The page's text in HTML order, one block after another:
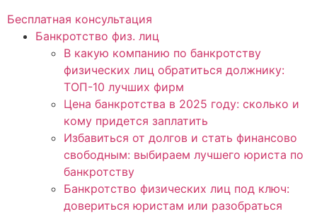
Бесплатная консультация
Банкротство физ. лиц
В какую компанию по банкротству
физических лиц обратиться должнику:
ТОП-10 лучших фирм
Цена банкротства в 2025 году: сколько и
кому придется заплатить
Избавиться от долгов и стать финансово
свободным: выбираем лучшего юриста по
банкротству
Банкротство физических лиц под ключ:
довериться юристам или разобраться